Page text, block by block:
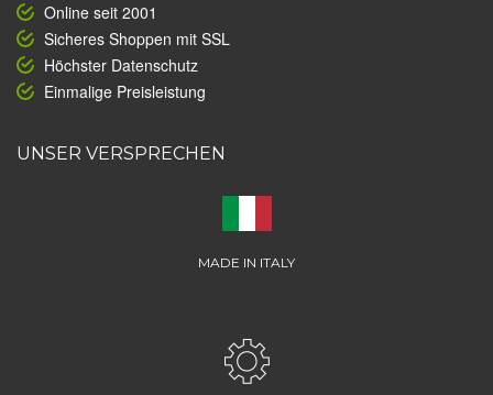
Online seit 2001
Sicheres Shoppen mit SSL
Höchster Datenschutz
Einmalige Preisleistung
UNSER VERSPRECHEN
MADE IN ITALY